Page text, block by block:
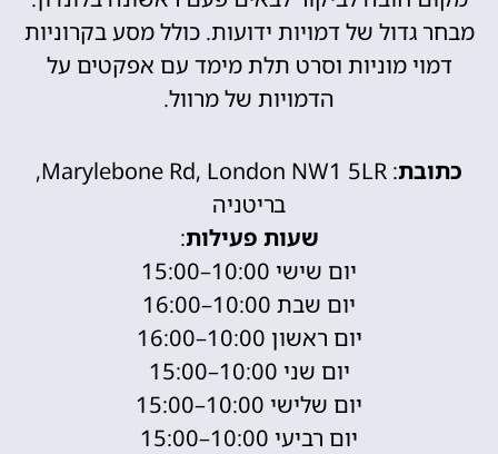
מבחר גדול של דמויות ידועות. כולל מסע בקרוניות
דמוי מוניות וסרט תלת מימד עם אפקטים על
הדמויות של מרוול.
כתובת
: Marylebone Rd, London NW1 5LR,
בריטניה
שעות פעילות:
יום שישי 10:00–15:00
יום שבת 10:00–16:00
יום ראשון 10:00–16:00
יום שני 10:00–15:00
יום שלישי 10:00–15:00
יום רביעי 10:00–15:00